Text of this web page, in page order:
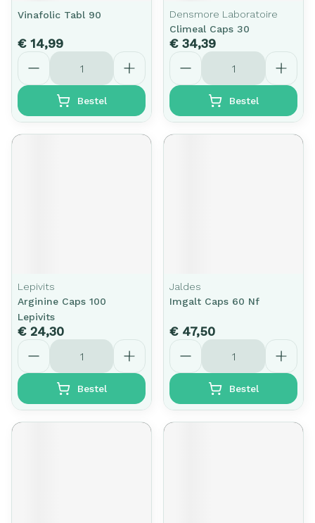
Vinafolic Tabl 90
€ 14,99
Aantal
Bestel
Densmore Laboratoire
Climeal Caps 30
€ 34,39
Aantal
Bestel
Lepivits
Arginine Caps 100
Lepivits
€ 24,30
Aantal
Bestel
Jaldes
Imgalt Caps 60 Nf
€ 47,50
Aantal
Bestel